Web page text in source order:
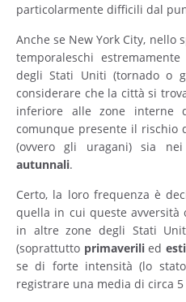
particolarmente difficili dal
Anche se New York City, nello
temporaleschi
degli Stati Uniti (tornado o
considerare che la città si
inferiore alle zone interne
comunque presente il rischio
(ovvero gli uragani) sia nei
autunnali.
Certo, la loro frequenza è
quella in cui queste avversità
in altre zone degli Stati
(soprattutto primaverilied
se di forte intensità (lo
registrare una media di circa 5